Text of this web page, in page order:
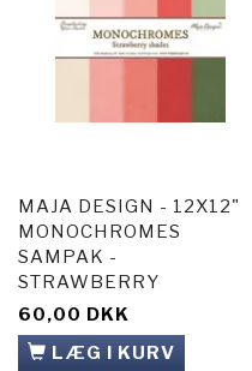
MAJA DESIGN - 12X12"
MONOCHROMES
SAMPAK -
STRAWBERRY
60,00 DKK
LÆG I KURV